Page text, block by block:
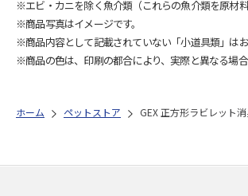
※エビ・カニを除く魚介類（これらの魚介類を原材
※商品写真はイメージです。
※商品内容として記載されていない「小道具類」は
※商品の色は、印刷の都合により、実際と異なる場合
ホーム ペットストア GEX 正方形ラビレット